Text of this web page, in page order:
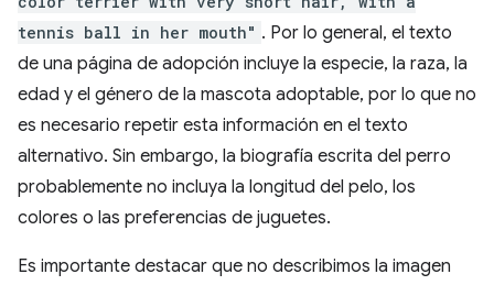
tennis ball in her mouth" . Por lo general, el texto
de una página de adopción incluye la especie, la raza, la
edad y el género de la mascota adoptable, por lo que no
es necesario repetir esta información en el texto
alternativo. Sin embargo, la biografía escrita del perro
probablemente no incluya la longitud del pelo, los
colores o las preferencias de juguetes.
Es importante destacar que no describimos la imagen